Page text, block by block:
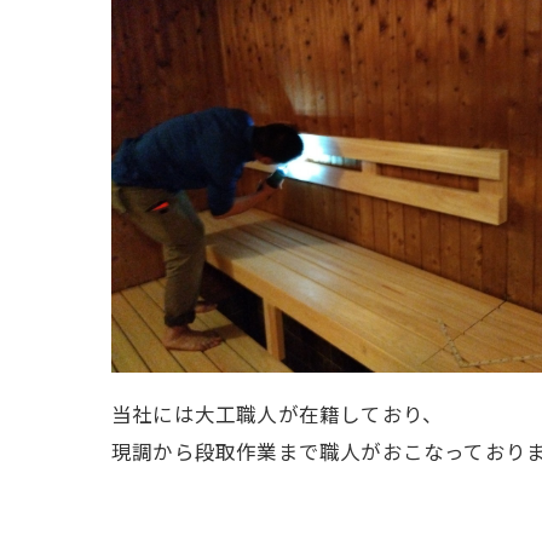
当社には大工職人が在籍しており、
現調から段取作業まで職人がおこなっており